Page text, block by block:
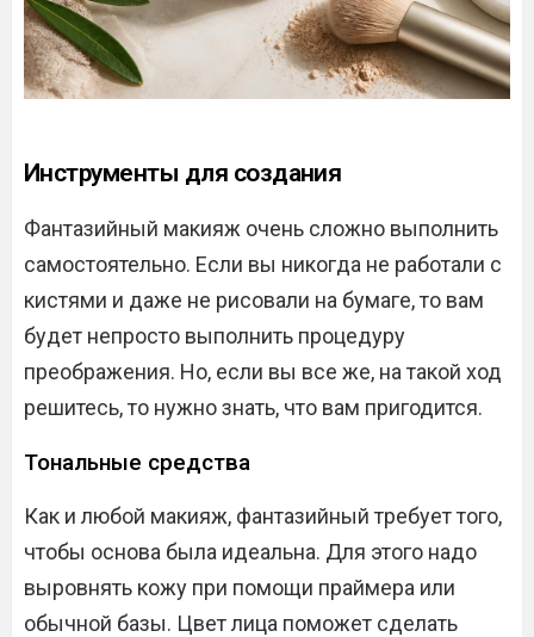
Инструменты для создания
Фантазийный макияж очень сложно выполнить
самостоятельно. Если вы никогда не работали с
кистями и даже не рисовали на бумаге, то вам
будет непросто выполнить процедуру
преображения. Но, если вы все же, на такой ход
решитесь, то нужно знать, что вам пригодится.
Тональные средства
Как и любой макияж, фантазийный требует того,
чтобы основа была идеальна. Для этого надо
выровнять кожу при помощи праймера или
обычной базы. Цвет лица поможет сделать